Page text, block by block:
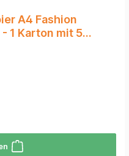
A4 Fashion
1 Karton mit 5